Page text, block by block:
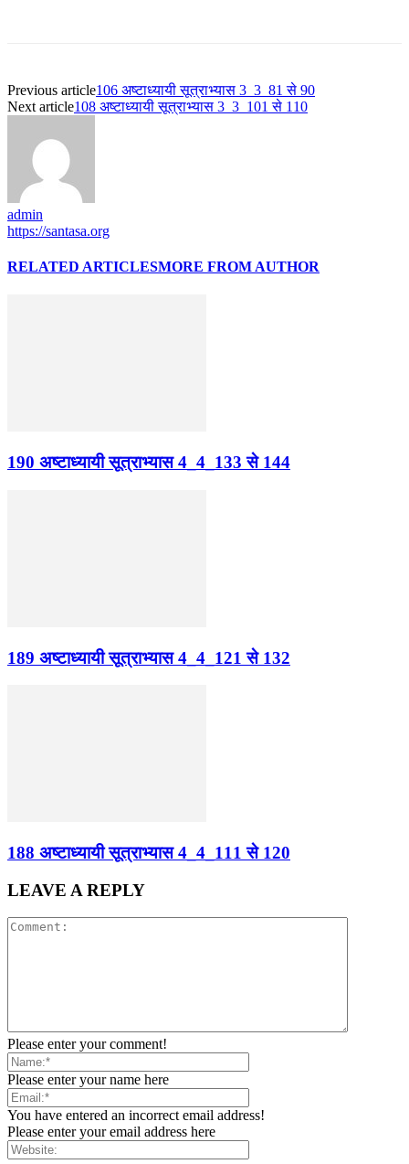
Previous article106 अष्टाध्यायी सूत्राभ्यास 3_3_81 से 90
Next article108 अष्टाध्यायी सूत्राभ्यास 3_3_101 से 110
admin
https://santasa.org
RELATED ARTICLESMORE FROM AUTHOR
190 अष्टाध्यायी सूत्राभ्यास 4_4_133 से 144
189 अष्टाध्यायी सूत्राभ्यास 4_4_121 से 132
188 अष्टाध्यायी सूत्राभ्यास 4_4_111 से 120
LEAVE A REPLY
Please enter your comment!
Please enter your name here
You have entered an incorrect email address!
Please enter your email address here